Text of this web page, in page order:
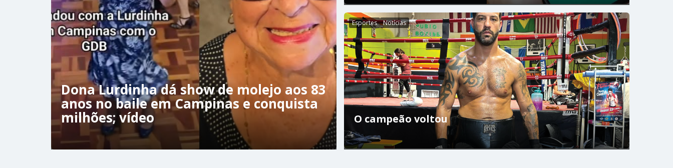
Dona Lurdinha dá show de molejo aos 83
anos no baile em Campinas e conquista
milhões; vídeo
Esportes Notícias
O campeão voltou